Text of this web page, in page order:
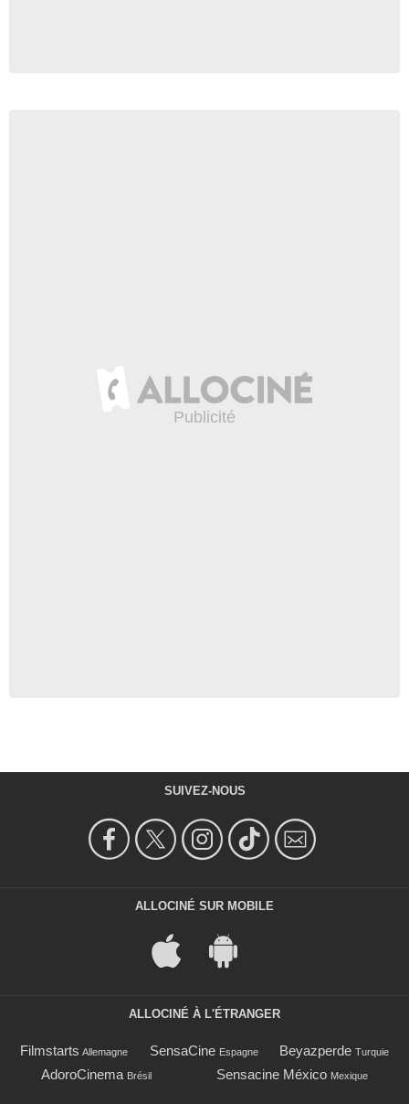
SUIVEZ-NOUS
ALLOCINÉ SUR MOBILE
ALLOCINÉ À L'ÉTRANGER
Filmstarts Allemagne SensaCine Espagne Beyazperde Turquie
AdoroCinema Brésil Sensacine México Mexique